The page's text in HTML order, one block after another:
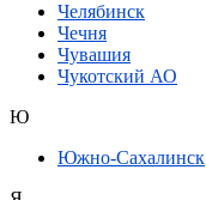
Челябинск
Чечня
Чувашия
Чукотский АО
Ю
Южно-Сахалинск